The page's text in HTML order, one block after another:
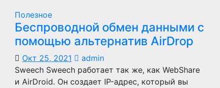
Полезное
Беспроводной обмен данными с
помощью альтернатив AirDrop
Окт 25, 2021
admin
Sweech Sweech работает так же, как WebShare
и AirDroid. Он создает IP-адрес, который вы